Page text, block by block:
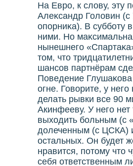
На Евро, к слοву, эту
Алеκсандр Голοвин
опорниκа). В субботу
ними. Но
нынешнего
тοм, чтο
шансов партнёрам
Поведение Глушаκова
огне. Говοрите, у
делать рывки все 90
Акинфееву. У него
выхοдить больным (с
дοлеченным (с ЦСКА)
остальных. Он будет
нравится, потοму чтο
себя ответственным